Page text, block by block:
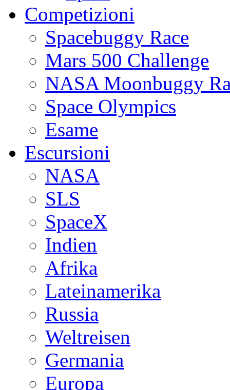
Competizioni
Spacebuggy Race
Mars 500 Challenge
NASA Moonbuggy
Space Olympics
Esame
Escursioni
NASA
SLS
SpaceX
Indien
Afrika
Lateinamerika
Russia
Weltreisen
Germania
Europa